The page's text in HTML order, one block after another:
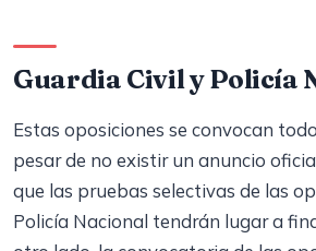
Guardia Civil y Policía
Estas oposiciones se convocan
pesar de no existir un anuncio
que las pruebas selectivas de las
Policía Nacional tendrán lugar a